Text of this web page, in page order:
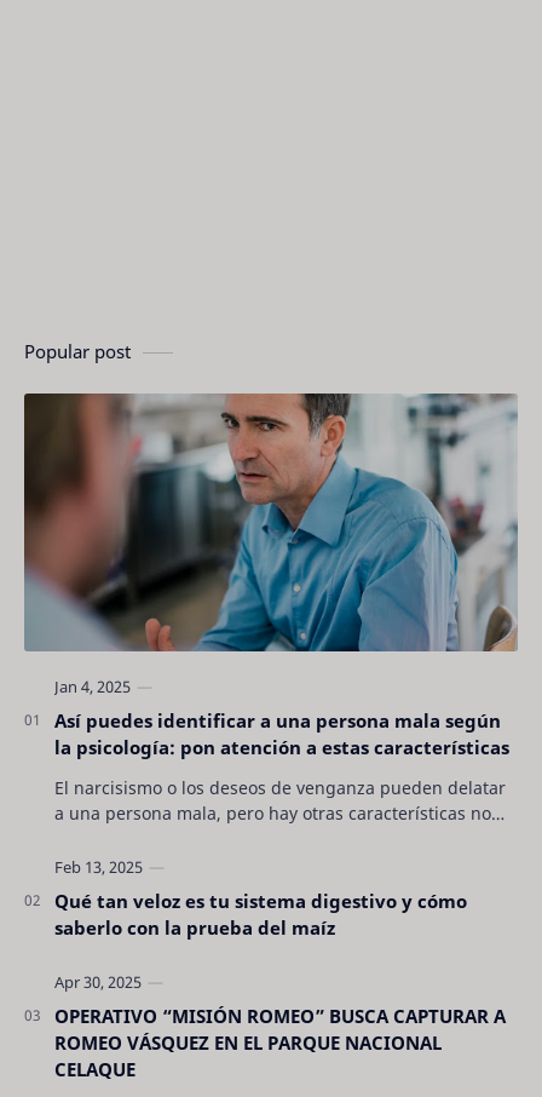
Popular post
Así puedes identificar a una persona mala según
la psicología: pon atención a estas características
El narcisismo o los deseos de venganza pueden delatar
a una persona mala, pero hay otras características no
Qué tan veloz es tu sistema digestivo y cómo
saberlo con la prueba del maíz
OPERATIVO “MISIÓN ROMEO” BUSCA CAPTURAR A
ROMEO VÁSQUEZ EN EL PARQUE NACIONAL
CELAQUE